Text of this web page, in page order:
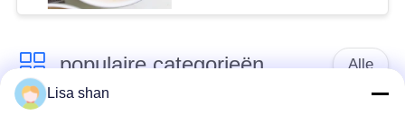
populaire categorieën Alle
Lisa shan